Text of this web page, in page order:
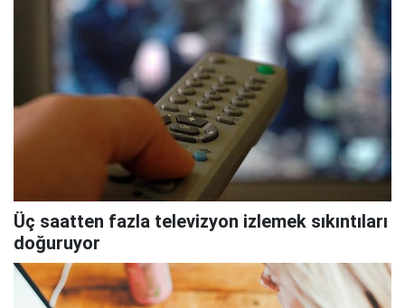
Üç saatten fazla televizyon izlemek sıkıntıları
doğuruyor